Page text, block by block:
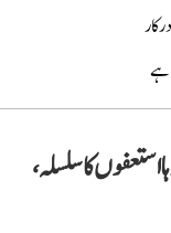
ہے
استعفوں کا سلسلہ،